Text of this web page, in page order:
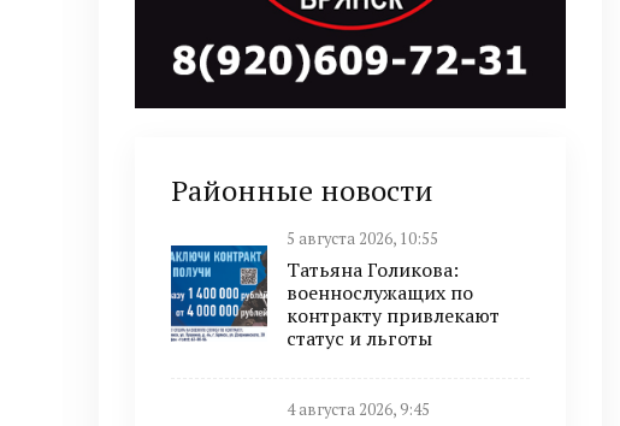
Районные новости
5 августа 2026, 10:55
Татьяна Голикова:
военнослужащих по
контракту привлекают
статус и льготы
4 августа 2026, 9:45